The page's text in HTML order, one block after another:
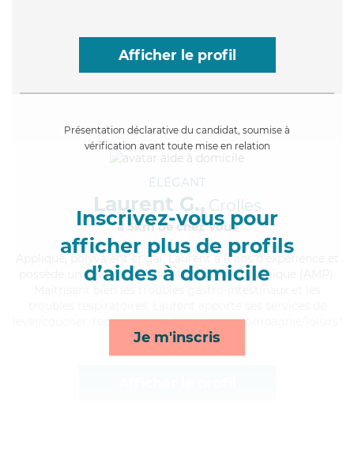
Afficher le profil
Présentation déclarative du candidat, soumise à
vérification avant toute mise en relation
Inscrivez-vous pour
afficher plus de profils
d’aides à domicile
Je m'inscris
ÉLÉGANT
Laurent G., Crolles
à 5km de chez Vous
, polyvalent et gai, Laurent a 6 ans d'expérience et
possède un diplôme d'Aide Médico-Psychologique (AMP).
lever/coucher, repas, courses/livraison et compagnie/loisirs*